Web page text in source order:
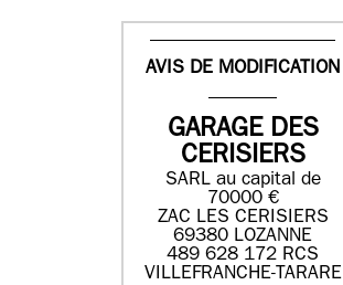
AVIS DE MODIFICATION
GARAGE DES
CERISIERS
SARL au capital de
70000 €
ZAC LES CERISIERS
69380 LOZANNE
489 628 172 RCS
VILLEFRANCHE-TARARE